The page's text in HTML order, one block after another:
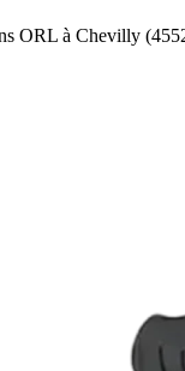
ORL à Chevilly